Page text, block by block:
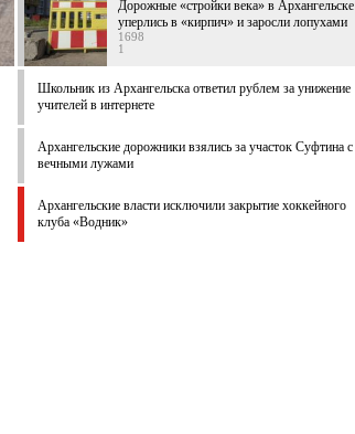
Дорожные «стройки века» в Архангельске
уперлись в «кирпич» и заросли лопухами
1698
1
Школьник из Архангельска ответил рублем за унижение
учителей в интернете
Архангельские дорожники взялись за участок Суфтина с
вечными лужами
Архангельские власти исключили закрытие хоккейного
клуба «Водник»